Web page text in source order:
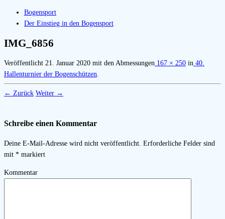
Bogensport
Der Einstieg in den Bogensport
IMG_6856
Veröffentlicht 21. Januar 2020 mit den Abmessungen 167 × 250 in 40.
Hallenturnier der Bogenschützen
← Zurück Weiter →
Schreibe einen Kommentar
Deine E-Mail-Adresse wird nicht veröffentlicht. Erforderliche Felder sind
mit * markiert
Kommentar